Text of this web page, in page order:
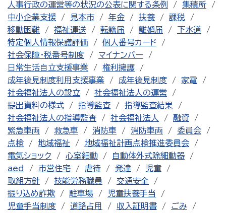
人事行政の運営等の状況の公表に関する条例
集積所
中小企業支援
見本市 年金 扶養
課税
移動困難
福祉運送 転籍届 離婚届
下水道
特定個人情報保護評価
個人番号カード
社会保障・税番号制度
マイナンバー
日常生活自立支援事業
権利擁護
成年後見制度利用支援事業
成年後見制度
家電
社会福祉法人の設立
社会福祉法人の運営
提出資料の様式
指導監査
指導監査結果
社会福祉法人の指導監査
社会福祉法人
融資
緊急車両
救急車 消防車 消防車両
委員会
点検
地域福祉
地域福祉計画点検推進委員会
電気ショック
心室細動
自動体外式除細動器
aed
市営住宅 虐待 発達
児童
取組方針
技能労務職員
交通安全
振り込め詐欺
駐車場
児童扶養手当
児童手当制度
道路占用 収入証明書 ごみ